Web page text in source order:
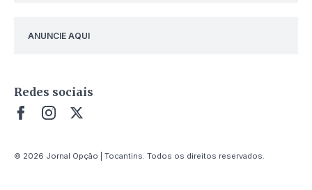
ANUNCIE AQUI
Redes sociais
© 2026 Jornal Opção | Tocantins. Todos os direitos reservados.